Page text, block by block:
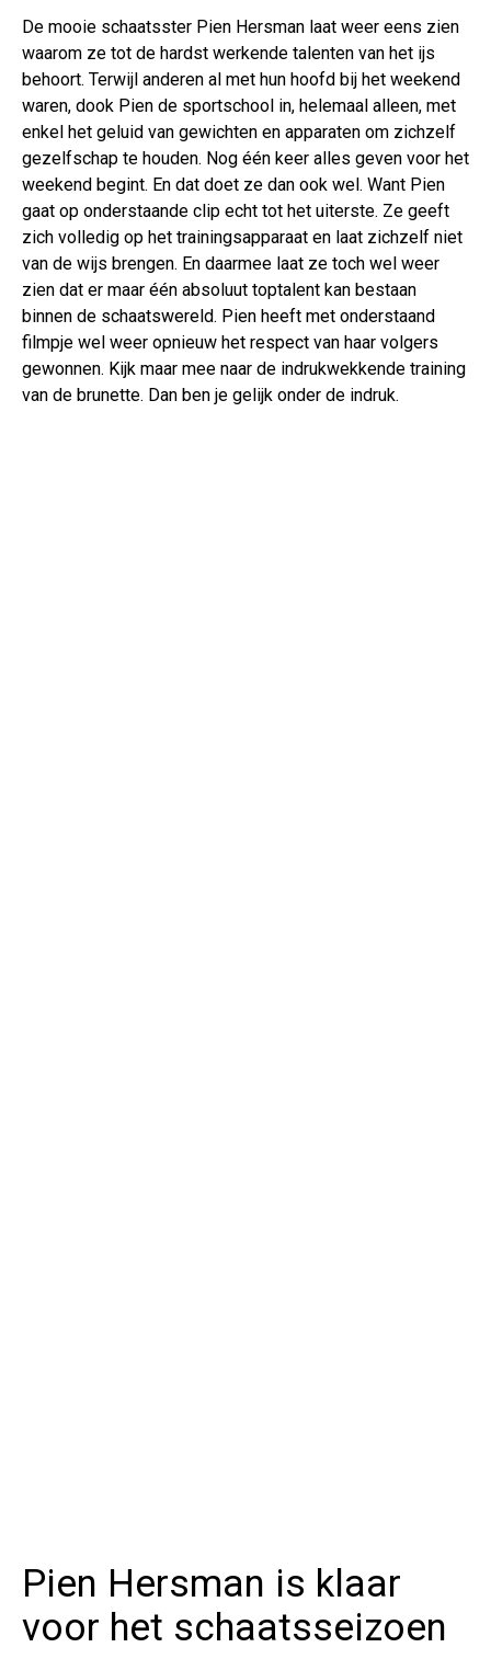
De mooie schaatsster Pien Hersman laat weer eens zien
waarom ze tot de hardst werkende talenten van het ijs
behoort. Terwijl anderen al met hun hoofd bij het weekend
waren, dook Pien de sportschool in, helemaal alleen, met
enkel het geluid van gewichten en apparaten om zichzelf
gezelfschap te houden. Nog één keer alles geven voor het
weekend begint. En dat doet ze dan ook wel. Want Pien
gaat op onderstaande clip echt tot het uiterste. Ze geeft
zich volledig op het trainingsapparaat en laat zichzelf niet
van de wijs brengen. En daarmee laat ze toch wel weer
zien dat er maar één absoluut toptalent kan bestaan
binnen de schaatswereld. Pien heeft met onderstaand
filmpje wel weer opnieuw het respect van haar volgers
gewonnen. Kijk maar mee naar de indrukwekkende training
van de brunette. Dan ben je gelijk onder de indruk.
Pien Hersman is klaar
voor het schaatsseizoen